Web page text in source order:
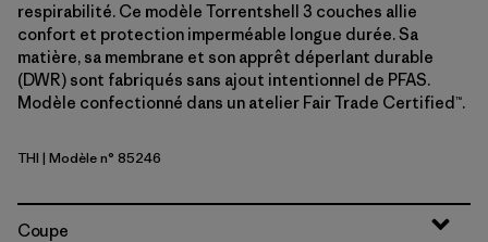
respirabilité. Ce modèle Torrentshell 3 couches allie
confort et protection imperméable longue durée. Sa
matière, sa membrane et son apprêt déperlant durable
(DWR) sont fabriqués sans ajout intentionnel de PFAS.
Modèle confectionné dans un atelier Fair Trade Certified™.
Thin Ice
THI | Modèle n° 85246
Coupe